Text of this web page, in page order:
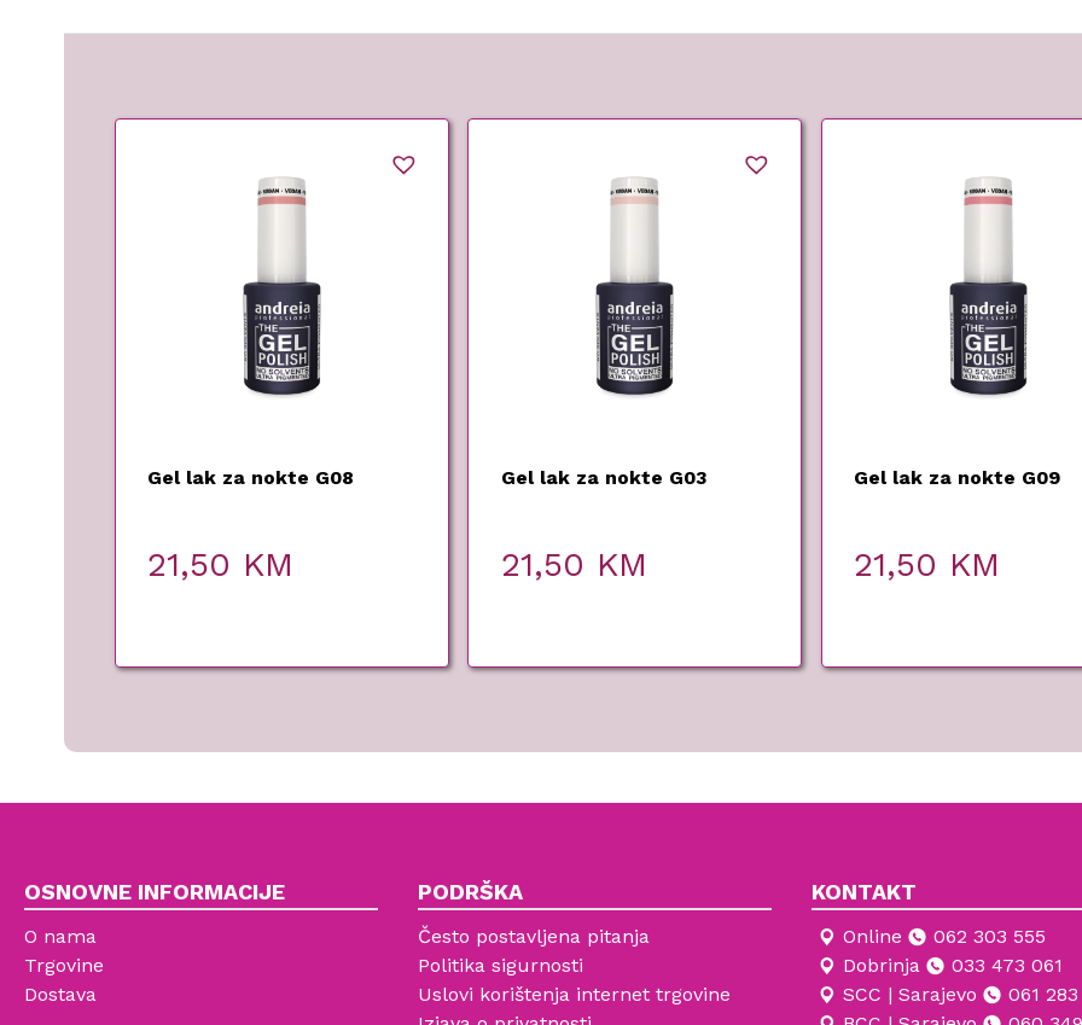
Gel lak za nokte G08
21,50 KM
Gel lak za nokte G03
21,50 KM
Gel lak za nokte G09
21,50 KM
OSNOVNE INFORMACIJE
O nama
Trgovine
Dostava
PODRŠKA
Često postavljena pitanja
Politika sigurnosti
Uslovi korištenja internet trgovine
KONTAKT
Online
062 303 555
Dobrinja
033 473 061
SCC | Sarajevo
061